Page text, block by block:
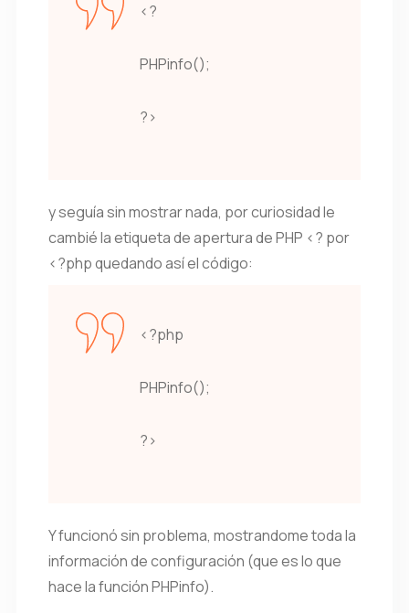
<?
PHPinfo();
?>
y seguía sin mostrar nada, por curiosidad le
cambié la etiqueta de apertura de PHP <? por
<?php quedando así el código:
<?php
PHPinfo();
?>
Y funcionó sin problema, mostrandome toda la
información de configuración (que es lo que
hace la función PHPinfo).